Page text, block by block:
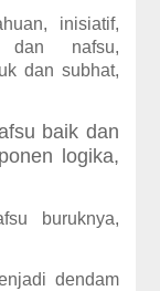
inisiatif,
dan nafsu,
dan subhat,
baik dan
logika,
buruknya,
dendam